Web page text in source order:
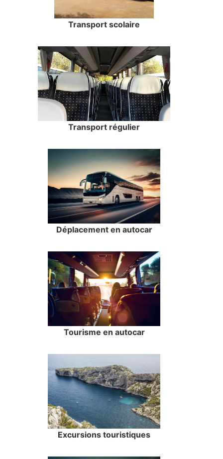
Transport scolaire
Transport régulier
Déplacement en autocar
Tourisme en autocar
Excursions touristiques